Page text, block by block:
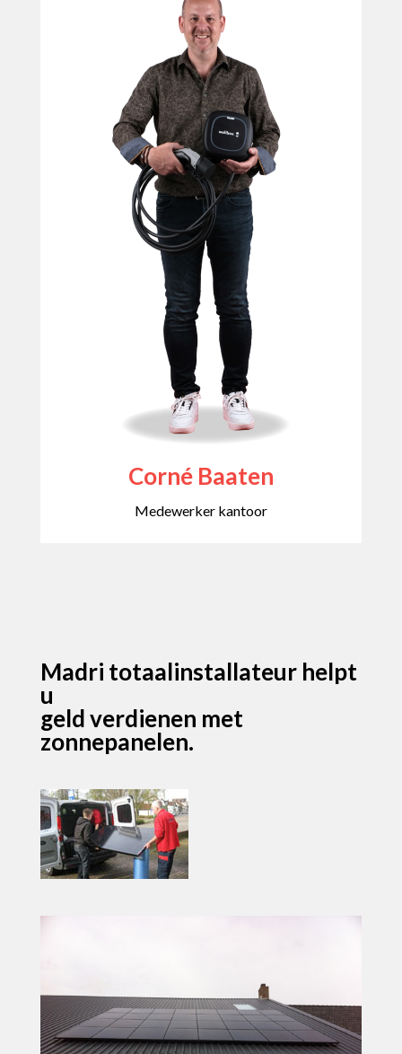
Corné Baaten
Medewerker kantoor
Madri totaalinstallateur helpt
u
geld verdienen met
zonnepanelen.